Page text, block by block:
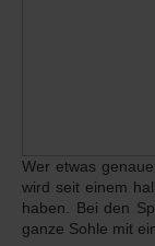
Wer etwas
wird seit einem
haben. Bei den
ganze Sohle mit